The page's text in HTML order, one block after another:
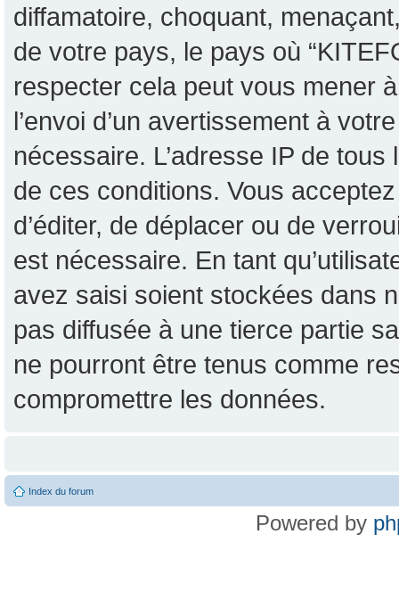
diffamatoire, choquant,
de votre pays, le pays où
respecter cela peut vous mener
l’envoi d’un avertissement à
nécessaire. L’adresse IP de
de ces conditions. Vous
d’éditer, de déplacer ou de
est nécessaire. En tant
avez saisi soient stockées dans
pas diffusée à une tierce partie
ne pourront être tenus comme
compromettre les données.
Index du forum
Powered by